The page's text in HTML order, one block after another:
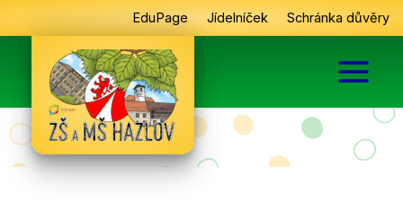
na
EduPage Jídelníček Schránka důvěry